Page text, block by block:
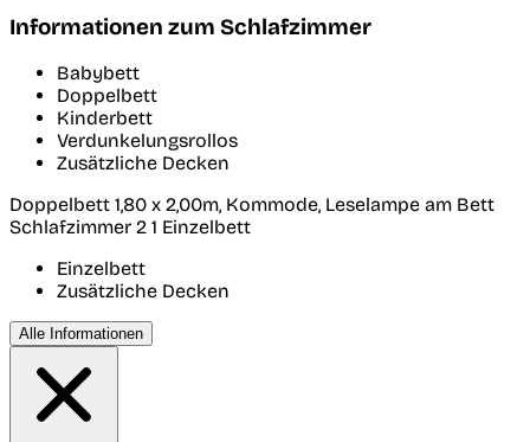
Informationen zum Schlafzimmer
Babybett
Doppelbett
Kinderbett
Verdunkelungsrollos
Zusätzliche Decken
Doppelbett 1,80 x 2,00m, Kommode, Leselampe am Bett
Schlafzimmer 2 1 Einzelbett
Einzelbett
Zusätzliche Decken
Alle Informationen